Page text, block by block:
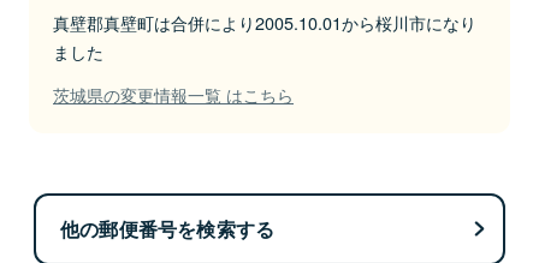
真壁郡真壁町は合併により2005.10.01から桜川市になり
ました
茨城県の変更情報一覧 はこちら
他の郵便番号を検索する